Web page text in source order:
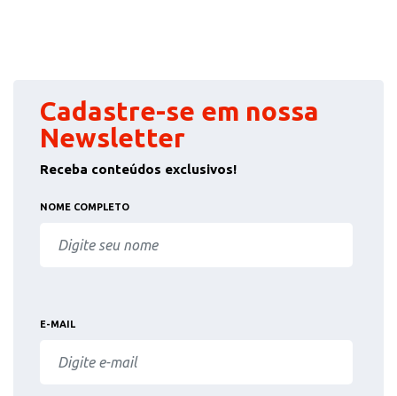
Cadastre-se em nossa
Newsletter
Receba conteúdos exclusivos!
NOME COMPLETO
E-MAIL